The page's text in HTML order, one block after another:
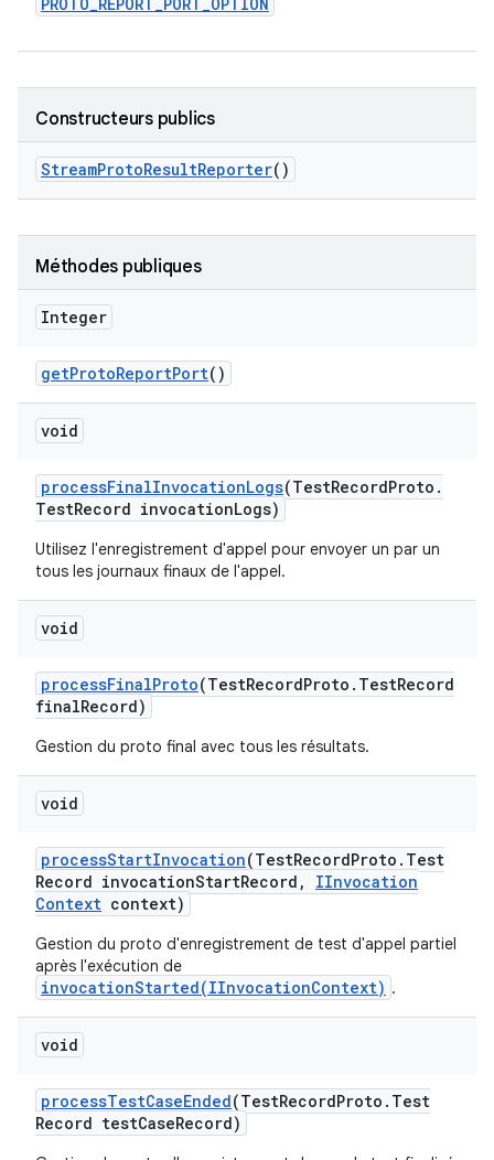
Constructeurs publics
StreamProtoResultReporter()
Méthodes publiques
Integer
getProtoReportPort()
void
processFinalInvocationLogs(TestRecordProto .
TestRecord invocationLogs)
Utilisez l'enregistrement d'appel pour envoyer un par un
tous les journaux finaux de l'appel.
void
processFinalProto(TestRecordProto . TestRecord
finalRecord)
Gestion du proto final avec tous les résultats.
void
processStartInvocation(TestRecordProto . Test
Record invocationStartRecord ,
IInvocation
Context context)
Gestion du proto d'enregistrement de test d'appel partiel
après l'exécution de
invocationStarted(IInvocationContext) .
void
processTestCaseEnded(TestRecordProto . Test
Record testCaseRecord)